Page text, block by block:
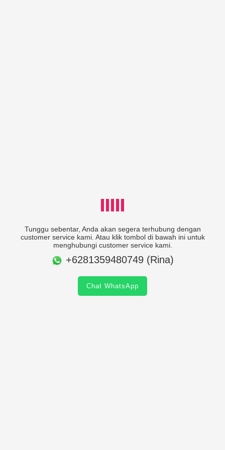
Tunggu sebentar, Anda akan segera terhubung dengan
customer service kami. Atau klik tombol di bawah ini untuk
menghubungi customer service kami.
+6281359480749 (Rina)
Chat WhatsApp